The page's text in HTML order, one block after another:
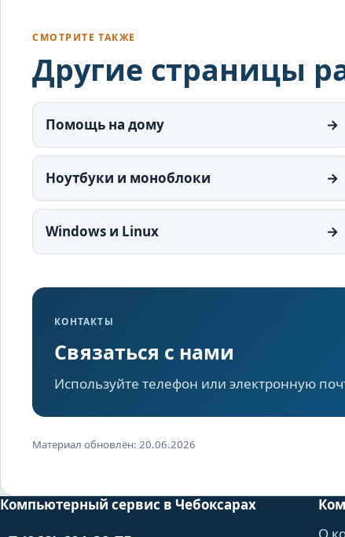
СМОТРИТЕ ТАКЖЕ
Другие страницы
Помощь на дому →
Ноутбуки и моноблоки →
Windows и Linux →
КОНТАКТЫ
Связаться с нами
Используйте телефон или электронную
Материал обновлён: 20.06.2026
Компьютерный сервис в Чебоксарах
О